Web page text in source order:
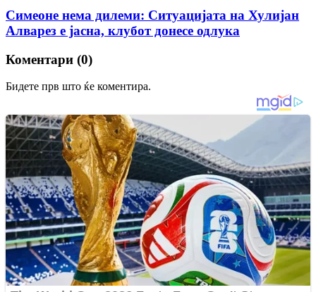
Симеоне нема дилеми: Ситуацијата на Хулијан
Алварез е јасна, клубот донесе одлука
Коментари (0)
Бидете прв што ќе коментира.